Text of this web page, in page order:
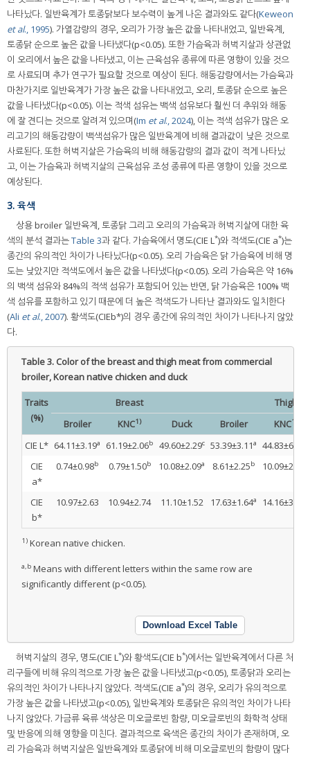
나타났다. 일반육계가 토종닭보다 보수력이 높게 나온 결과와도 같다(Keweon
et al., 1995). 가열감량의 경우, 오리가 가장 높은 값을 나타내었고, 일반육계,
토종닭 순으로 높은 값을 나타냈다(p<0.05). 또한 가슴육과 허벅지살과 상관없
이 오리에서 높은 값을 나타냈고, 이는 근육섬유 종류에 따른 영향이 있을 것으
로 사료되며 추가 연구가 필요할 것으로 예상이 된다. 해동감량에서는 가슴육과
마찬가지로 일반육계가 가장 높은 값을 나타내었고, 오리, 토종닭 순으로 높은
값을 나타냈다(p<0.05). 이는 적색 섬유는 백색 섬유보다 훨씬 더 추위와 해동
에 잘 견디는 것으로 알려져 있으며(Im et al., 2024), 이는 적색 섬유가 많은 오
리고기의 해동감량이 백색섬유가 많은 일반육계에 비해 결과값이 낮은 것으로
사료된다. 또한 허벅지살은 가슴육의 비해 해동감량의 결과 값이 적게 나타났
고, 이는 가슴육과 허벅지살의 근육섬유 조성 종류에 따른 영향이 있을 것으로
예상된다.
3. 육색
상용 broiler 일반육계, 토종닭 그리고 오리의 가슴육과 허벅지살에 대한 육
색의 분석 결과는Table 3과 같다. 가슴육에서 명도(CIE L*)와 적색도(CIE a*)는
종간의 유의적인 차이가 나타났다(p<0.05). 오리 가슴육은 닭 가슴육에 비해 명
도는 낮았지만 적색도에서 높은 값을 나타냈다(p<0.05). 오리 가슴육은 약 16%
의 백색 섬유와 84%의 적색 섬유가 포함되어 있는 반면, 닭 가슴육은 100% 백
색 섬유를 포함하고 있기 때문에 더 높은 적색도가 나타난 결과와도 일치한다
(Ali et al., 2007). 황색도(CIEb*)의 경우 종간에 유의적인 차이가 나타나지 않았
다.
Table 3. Color of the breast and thigh meat from commercial
broiler, Korean native chicken and duck
Traits
(%)
Breast
Thigh
Broiler
KNC1) Duck Broiler KNC1)
CIE L* 64.11±3.19a 61.19±2.06b 49.60±2.29c 53.39±3.11a 44.83±6.50
CIE
a*
0.74±0.98b 0.79±1.50b 10.08±2.09a 8.61±2.25b 10.09±2.90
CIE
b*
10.97±2.63 10.94±2.74 11.10±1.52 17.63±1.64a 14.16±3.82
1) Korean native chicken.
a,b Means with different letters within the same row are
significantly different (p<0.05).
Download Excel Table
허벅지살의 경우, 명도(CIE L*)와 황색도(CIE b*)에서는 일반육계에서 다른 처
리구들에 비해 유의적으로 가장 높은 값을 나타냈고(p<0.05), 토종닭과 오리는
유의적인 차이가 나타나지 않았다. 적색도(CIE a*)의 경우, 오리가 유의적으로
가장 높은 값을 나타냈고(p<0.05), 일반육계와 토종닭은 유의적인 차이가 나타
나지 않았다. 가금류 육류 색상은 미오글로빈 함량, 미오글로빈의 화학적 상태
및 반응에 의해 영향을 미친다. 결과적으로 육색은 종간의 차이가 존재하며, 오
리 가슴육과 허벅지살은 일반육계와 토종닭에 비해 미오글로빈의 함량이 많다